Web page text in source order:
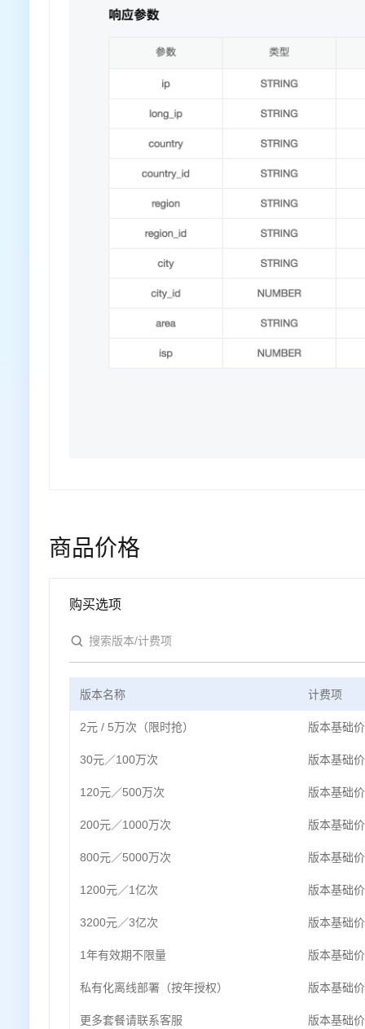
商品价格
购买选项
版本名称 计费项
2元 / 5万次（限时抢） 版本基础
30元／100万次 版本基础
120元／500万次 版本基础
200元／1000万次 版本基础
800元／5000万次 版本基础
1200元／1亿次 版本基础
3200元／3亿次 版本基础
1年有效期不限量 版本基础
私有化离线部署（按年授权） 版本基础
更多套餐请联系客服 版本基础